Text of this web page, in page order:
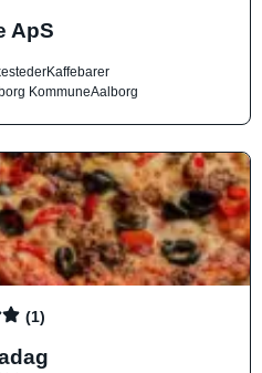
ApS
Kaffebarer
KommuneAalborg
(1)